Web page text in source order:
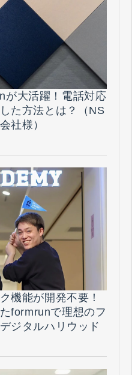
が大活躍！電話対応
た方法とは？（NS
社様）
機能が開発不要！
formrunで理想のフ
ジタルハリウッド